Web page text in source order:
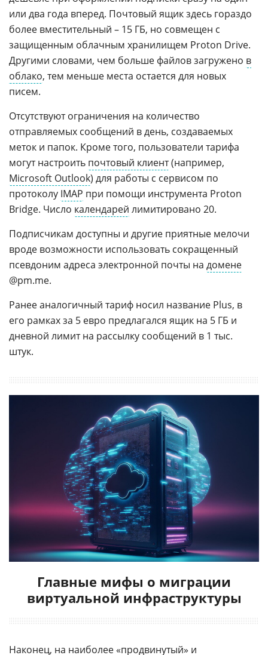
или два года вперед. Почтовый ящик здесь гораздо
более вместительный – 15 ГБ, но совмещен с
защищенным облачным хранилищем Proton Drive.
Другими словами, чем больше файлов загружено в
облако, тем меньше места остается для новых
писем.
Отсутствуют ограничения на количество
отправляемых сообщений в день, создаваемых
меток и папок. Кроме того, пользователи тарифа
могут настроить почтовый клиент(например,
Microsoft Outlook) для работы с сервисом по
протоколу IMAP при помощи инструмента Proton
Bridge. Число календарей лимитировано 20.
Подписчикам доступны и другие приятные мелочи
вроде возможности использовать сокращенный
псевдоним адреса электронной почты на домене
@pm.me.
Ранее аналогичный тариф носил название Plus, в
его рамках за 5 евро предлагался ящик на 5 ГБ и
дневной лимит на рассылку сообщений в 1 тыс.
штук.
Главные мифы о миграции
виртуальной инфраструктуры
Наконец, на наиболее «продвинутый» и